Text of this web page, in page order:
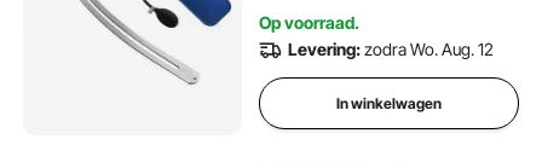
reparatiepennen voor
airbags, gereedschapsset
met vervangende koppen
Op voorraad.
Levering:zodra Wo. Aug. 12
In winkelwagen